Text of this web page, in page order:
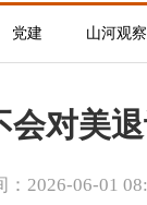
党建 山河观察
会对美
：2026-06-01